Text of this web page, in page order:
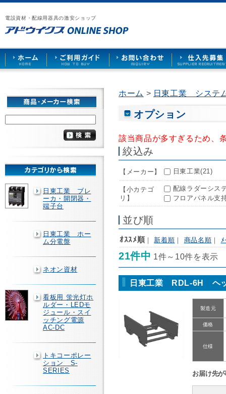
電設資材・配線用器具の激安ショップ
漏
電
ブ
レ
ー
カ
ー
や
照
ケ
ッ
ト
な
で
販
売
ア
ウ
イ
ス
HOME
ご
用
ガ
ド
お
い
合
せ
仕
先
募
日東工業 ブレ
ーカ・開閉器・
端子台
日東工業 ホー
ム分電盤
ネオン資材
看板用 蛍光灯ホ
ルダー・LEDモ
ジュール・スイ
ッチング電源
AC-DC
トキコーポレー
ション S-
SERIES
ホーム > 日東工業 システ
オプション
該当商品が多すぎるため、
絞込み
【メーカー】 日東工業(21)
【小カテゴ
リ】
配線ラダーシス
フロアパネル支
並び順
ｵｽｽﾒ順 ｜ 新着順 ｜ 商品名順 ｜ ﾒ
21件中 1件～10件を表示
日東工業 RDL-6H ヘ
製造元
価格
仕様
お届け先